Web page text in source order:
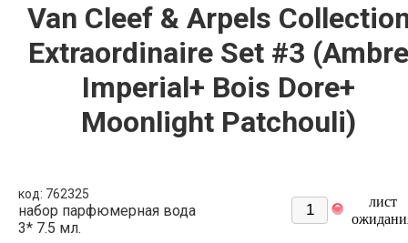
Van Cleef & Arpels
Extraordinaire Set #3 (Ambre
Imperial+ Bois Dore+
Moonlight Patchouli)
код: 762325
набор парфюмерная вода
3* 7.5 мл.
лист